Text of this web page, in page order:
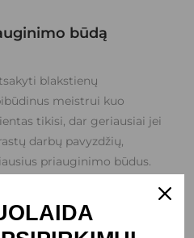
būdą
blakstienų
meistrui kuo
tikisi, dar geriausiai jei
darbų pavyzdžių,
priauginimo būdus.
priauginamas blakstienas,
kad nepakenktų